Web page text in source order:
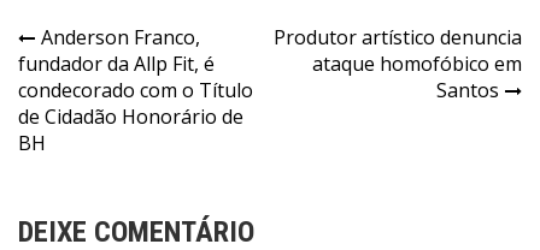
Navegação
de
Post
Anderson Franco,
fundador da Allp Fit, é
condecorado com o Título
de Cidadão Honorário de
BH
Produtor artístico denuncia
ataque homofóbico em
Santos
DEIXE COMENTÁRIO